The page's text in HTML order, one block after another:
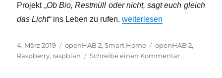
Projekt „Ob Bio, Restmüll oder nicht, sagt euch gleich
das Licht“ins Leben zu rufen.„Ob Bio, Restmüll oder
weiterlesen
Veröffentlicht
am
4. März 2019 Kategorien
openHAB 2,Smart Home Schlagwörter
openHAB 2,
Raspberry, raspbian Schreibe einen Kommentarzu